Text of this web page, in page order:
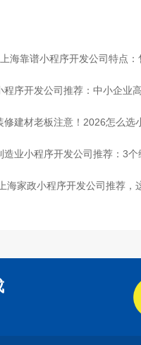
海靠谱小程序开发公司特点
程序开发公司推荐：中小企业
修建材老板注意！2026怎么选
造业小程序开发公司推荐：3
海家政小程序开发公司推荐，